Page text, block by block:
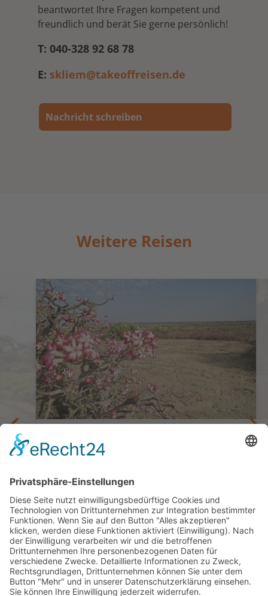
beantwortet Ihre Fragen kompetent und
freundlich und berät Sie gerne persönlich!
T: 040-328 92 68 78
E: skliem@takeoffreisen.de
Nachricht schreiben
Weitere Reisen
Pejeta
10 Tage ab/bis Nairobi
ab 3.597,— €